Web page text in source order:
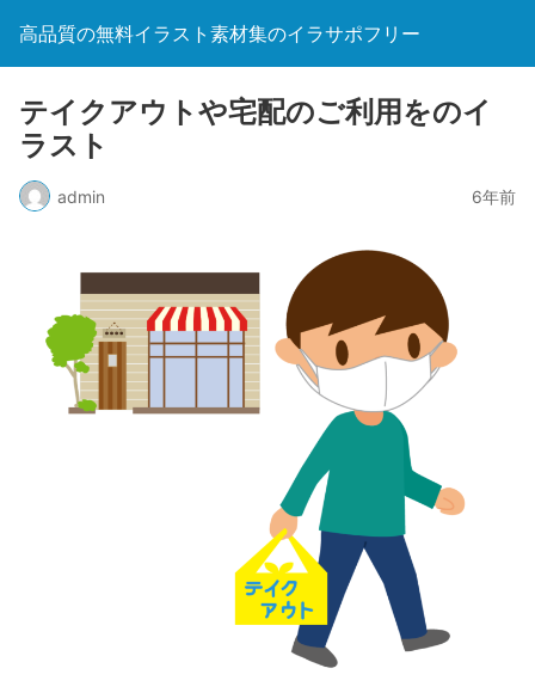
高品質の無料イラスト素材集のイラサポフリー
テイクアウトや宅配のご利用をのイ
ラスト
admin 6年前